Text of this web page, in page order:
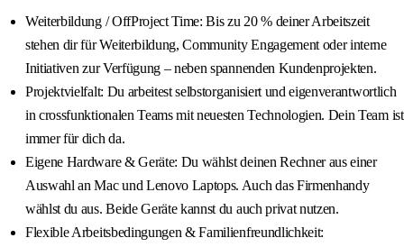
Weiterbildung / OffProject Time: Bis zu 20 % deiner Arbeitszeit
stehen dir für Weiterbildung, Community Engagement oder interne
Initiativen zur Verfügung – neben spannenden Kundenprojekten.
Projektvielfalt: Du arbeitest selbstorganisiert und eigenverantwortlich
in crossfunktionalen Teams mit neuesten Technologien. Dein Team ist
immer für dich da.
Eigene Hardware & Geräte: Du wählst deinen Rechner aus einer
Auswahl an Mac und Lenovo Laptops. Auch das Firmenhandy
wählst du aus. Beide Geräte kannst du auch privat nutzen.
Flexible Arbeitsbedingungen & Familienfreundlichkeit: